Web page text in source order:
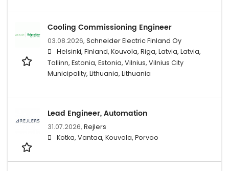
Cooling Commissioning Engineer
03.08.2026, Schneider Electric Finland Oy
Helsinki, Finland, Kouvola, Riga, Latvia, Latvia,
Tallinn, Estonia, Estonia, Vilnius, Vilnius City
Municipality, Lithuania, Lithuania
Lead Engineer, Automation
31.07.2026, Rejlers
Kotka, Vantaa, Kouvola, Porvoo